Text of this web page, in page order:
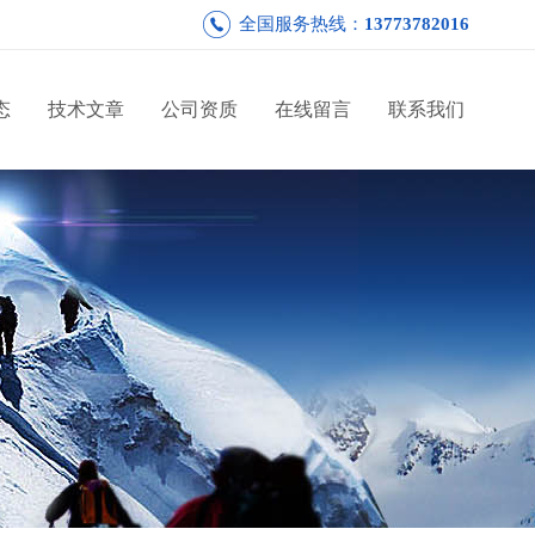
全国服务热线： 13773782016
技术文章 公司资质 在线留言 联系我们